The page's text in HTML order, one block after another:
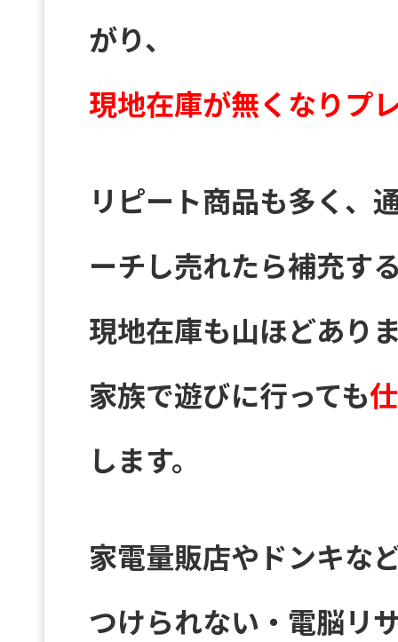
がり、
現地在庫が無くなりプ
リピート商品も多く、
ーチし売れたら補充す
現地在庫も山ほどあり
家族で遊びに行っても
します。
家電量販店やドンキな
つけられない・電脳リ